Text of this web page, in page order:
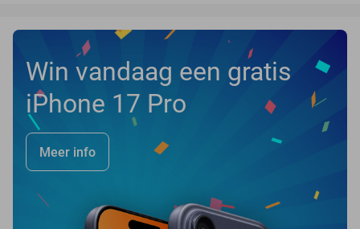
Win vandaag een gratis
iPhone 17 Pro
Meer info